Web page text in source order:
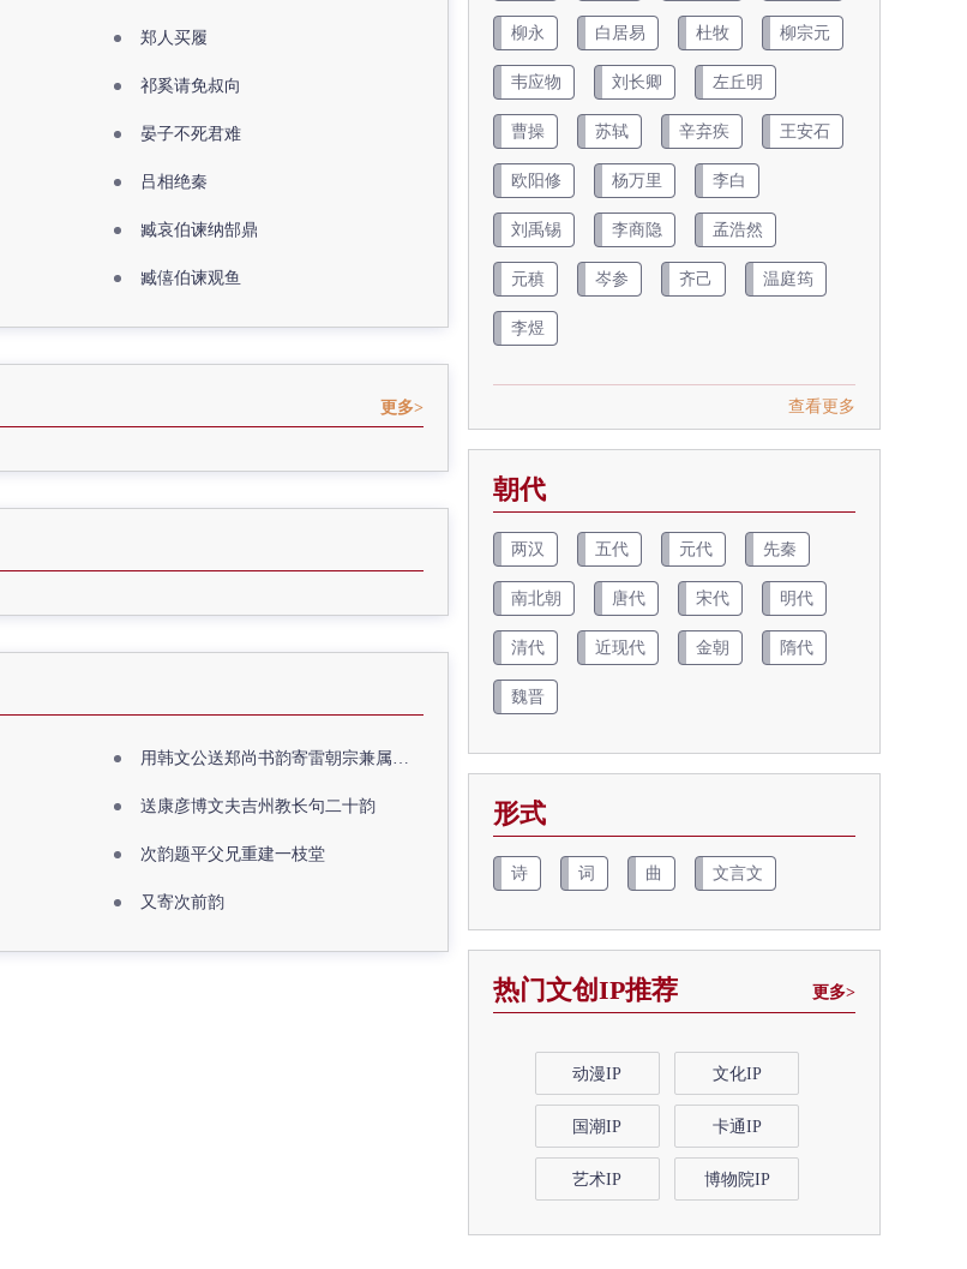
郑人买履
祁奚请免叔向
晏子不死君难
吕相绝秦
臧哀伯谏纳郜鼎
臧僖伯谏观鱼
更多>
用韩文公送郑尚书韵寄雷朝宗兼属欧阳全真
送康彦博文夫吉州教长句二十韵
次韵题平父兄重建一枝堂
又寄次前韵
柳永 白居易 杜牧 柳宗元
韦应物 刘长卿 左丘明
曹操 苏轼 辛弃疾 王安石
欧阳修 杨万里 李白
刘禹锡 李商隐 孟浩然
元稹 岑参 齐己 温庭筠
李煜
查看更多
朝代
两汉 五代 元代 先秦
南北朝 唐代 宋代 明代
清代 近现代 金朝 隋代
魏晋
形式
诗 词 曲 文言文
热门文创IP推荐 更多>
动漫IP 文化IP
国潮IP 卡通IP
艺术IP 博物院IP